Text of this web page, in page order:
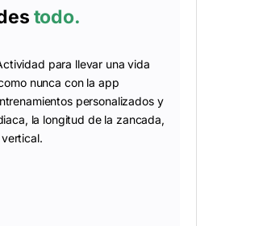
todo.
para llevar una vida
nunca con la app
personalizados y
la longitud de la zancada,